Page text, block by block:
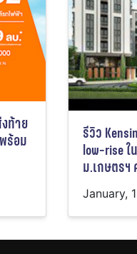
ท้าย
ร้อม
รีวิว
low-rise
ม.เกษตรฯ
January,